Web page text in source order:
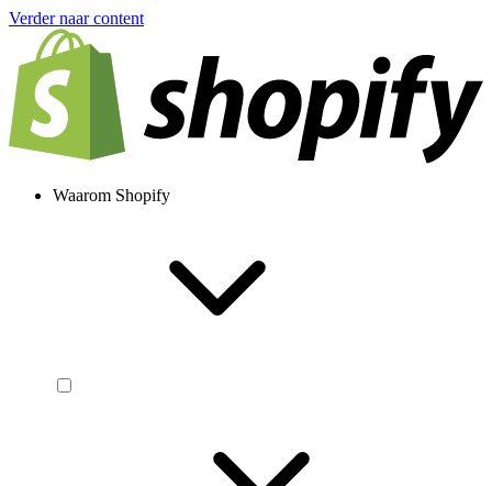
Verder naar content
Waarom Shopify